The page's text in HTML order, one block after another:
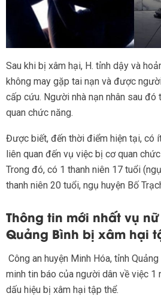
Sau khi bị xâm hại, H. tỉnh dậy và
không may gặp tai nạn và được
cấp cứu. Người nhà nạn nhân sau
quan chức năng.
Được biết, đến thời điểm hiện tại, có
liên quan đến vụ việc bị cơ quan
Trong đó, có 1 thanh niên 17 tuổi
thanh niên 20 tuổi, ngụ huyện Bố
Thông tin mới nhất vụ
Quảng Bình bị xâm hại
Công an huyện Minh Hóa, tỉnh
minh tin báo của người dân về việc 1
dấu hiệu bị xâm hại tập thể.